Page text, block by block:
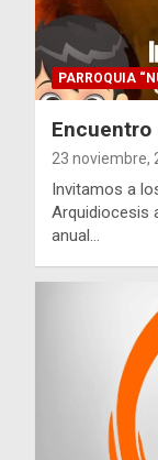
PARROQUIA
Encuentro
23 noviembre,
Invitamos a
Arquidiocesis
anual…